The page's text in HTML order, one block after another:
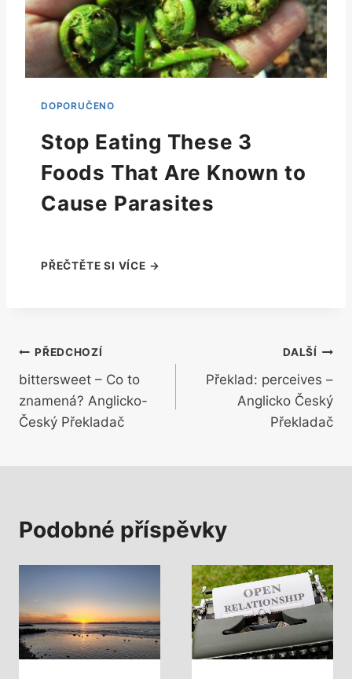
Stop Eating These 3
Foods That Are Known to
Cause Parasites
Navigace
pro
příspěvek
PŘEDCHOZÍ
bittersweet – Co to
znamená? Anglicko-
Český Překladač
DALŠÍ
Překlad: perceives –
Anglicko Český
Překladač
Podobné příspěvky